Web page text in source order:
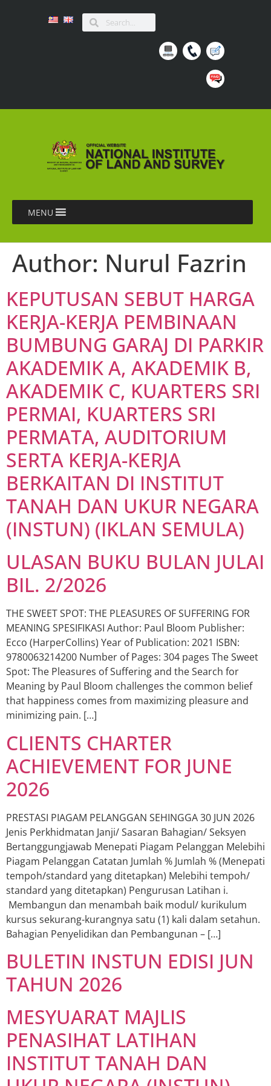
MENU
Author: Nurul Fazrin
KEPUTUSAN SEBUT HARGA
KERJA-KERJA PEMBINAAN
BUMBUNG GARAJ DI PARKIR
AKADEMIK A, AKADEMIK B,
AKADEMIK C, KUARTERS SRI
PERMAI, KUARTERS SRI
PERMATA, AUDITORIUM
SERTA KERJA-KERJA
BERKAITAN DI INSTITUT
TANAH DAN UKUR NEGARA
(INSTUN) (IKLAN SEMULA)
ULASAN BUKU BULAN JULAI
BIL. 2/2026
THE SWEET SPOT: THE PLEASURES OF SUFFERING FOR
MEANING SPESIFIKASI Author: Paul Bloom Publisher:
Ecco (HarperCollins) Year of Publication: 2021 ISBN:
9780063214200 Number of Pages: 304 pages The Sweet
Spot: The Pleasures of Suffering and the Search for
Meaning by Paul Bloom challenges the common belief
that happiness comes from maximizing pleasure and
minimizing pain. […]
CLIENTS CHARTER
ACHIEVEMENT FOR JUNE
2026
PRESTASI PIAGAM PELANGGAN SEHINGGA 30 JUN 2026
Jenis Perkhidmatan Janji/ Sasaran Bahagian/ Seksyen
Bertanggungjawab Menepati Piagam Pelanggan Melebihi
Piagam Pelanggan Catatan Jumlah % Jumlah % (Menepati
tempoh/standard yang ditetapkan) Melebihi tempoh/
standard yang ditetapkan) Pengurusan Latihan i.
Membangun dan menambah baik modul/ kurikulum
kursus sekurang-kurangnya satu (1) kali dalam setahun.
Bahagian Penyelidikan dan Pembangunan – […]
BULETIN INSTUN EDISI JUN
TAHUN 2026
MESYUARAT MAJLIS
PENASIHAT LATIHAN
INSTITUT TANAH DAN